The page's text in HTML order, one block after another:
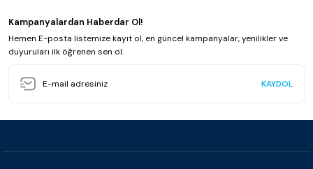
Kampanyalardan Haberdar Ol!
Hemen E-posta listemize kayıt ol, en güncel kampanyalar, yenilikler ve
duyuruları ilk öğrenen sen ol.
KAYDOL